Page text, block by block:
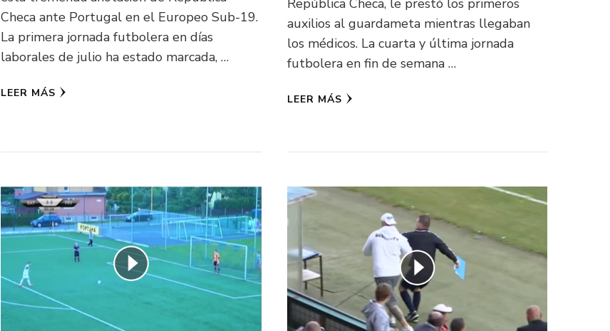
Checa ante Portugal en el Europeo Sub-19.
La primera jornada futbolera en días
laborales de julio ha estado marcada, …
LEER MÁS
República Checa, le prestó los primeros
auxilios al guardameta mientras llegaban
los médicos. La cuarta y última jornada
futbolera en fin de semana …
LEER MÁS